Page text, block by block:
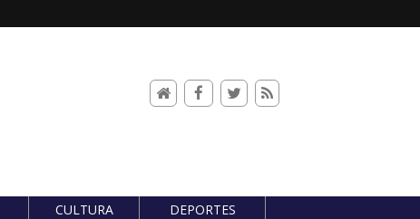
CULTURA DEPORTES